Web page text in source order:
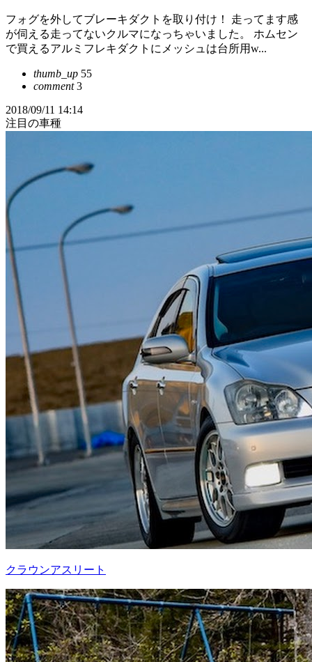
フォグを外してブレーキダクトを取り付け！ 走ってます感
が伺える走ってないクルマになっちゃいました。 ホムセン
で買えるアルミフレキダクトにメッシュは台所用w...
thumb_up 55
comment3
2018/09/11 14:14
注目の車種
クラウンアスリート